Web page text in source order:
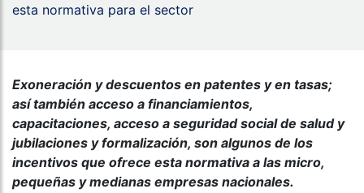
esta normativa para el sector
Exoneración y descuentos en patentes y en tasas;
así también acceso a financiamientos,
capacitaciones, acceso a seguridad social de salud y
jubilaciones y formalización, son algunos de los
incentivos que ofrece esta normativa a las micro,
pequeñas y medianas empresas nacionales.